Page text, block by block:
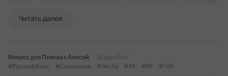
Читать далее
Вопрос для Поиска с Алисой
26 декабря
#РусскийЯзык
#Склонение #Числа #40 #90 #100